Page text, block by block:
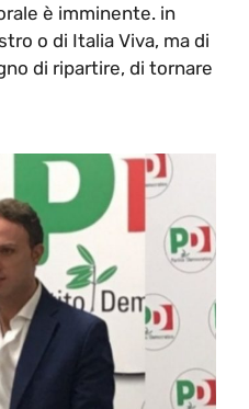
è imminente. in
o di Italia Viva, ma di
di ripartire, di tornare